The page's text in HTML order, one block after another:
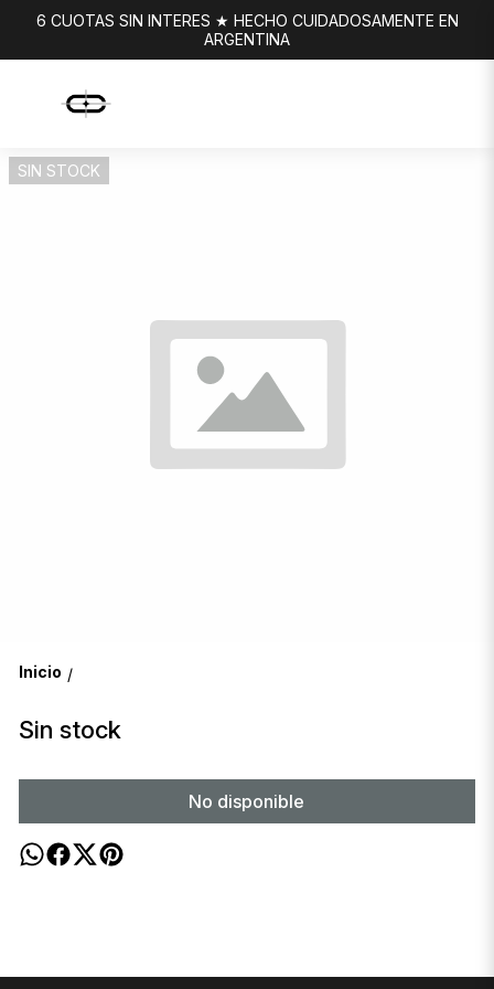
6 CUOTAS SIN INTERES ★ HECHO CUIDADOSAMENTE EN
ARGENTINA
SIN STOCK
Inicio /
Sin stock
No disponible